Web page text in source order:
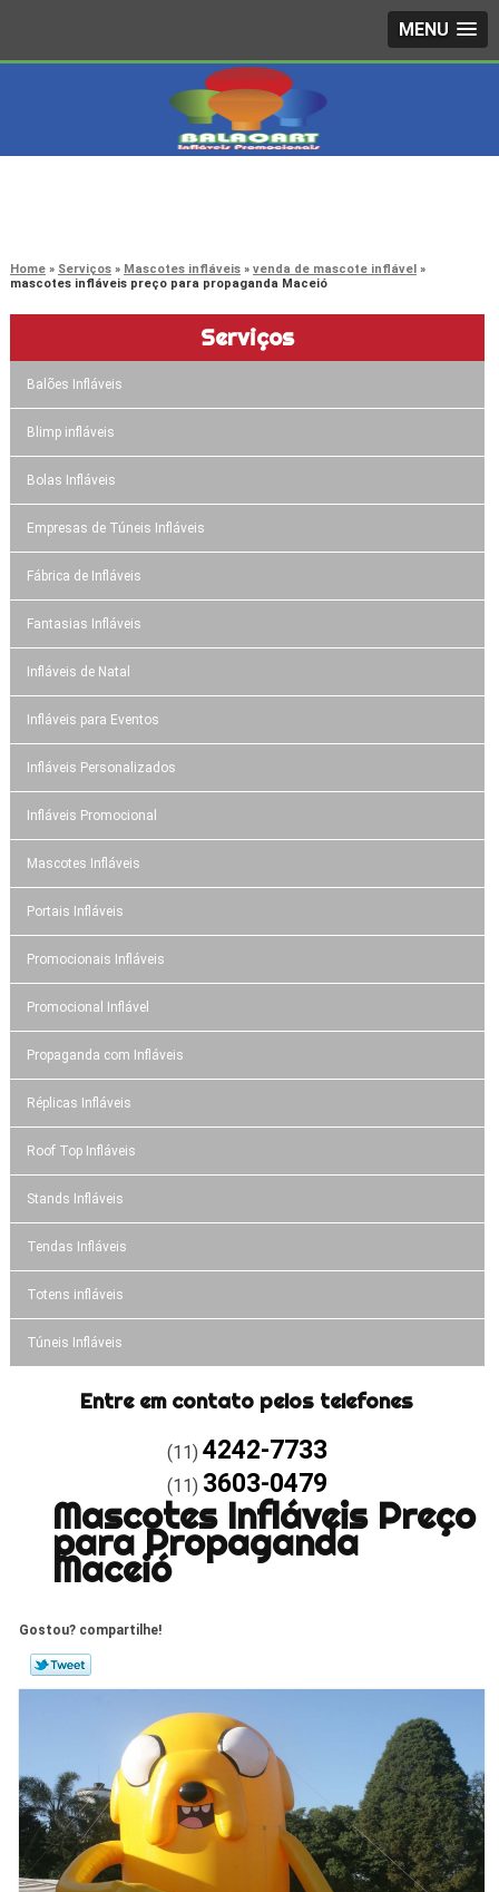
MENU
Home Serviços Mascotes infláveis
venda de mascote inflável
mascotes infláveis preço para propaganda Maceió
Serviços
Balões Infláveis
Blimp infláveis
Bolas Infláveis
Empresas de Túneis Infláveis
Fábrica de Infláveis
Fantasias Infláveis
Infláveis de Natal
Infláveis para Eventos
Infláveis Personalizados
Infláveis Promocional
Mascotes Infláveis
Portais Infláveis
Promocionais Infláveis
Promocional Inflável
Propaganda com Infláveis
Réplicas Infláveis
Roof Top Infláveis
Stands Infláveis
Tendas Infláveis
Totens infláveis
Túneis Infláveis
Entre em contato pelos telefones
(11) 4242-7733
(11) 3603-0479
Mascotes Infláveis Preço
para Propaganda
Maceió
Gostou? compartilhe!